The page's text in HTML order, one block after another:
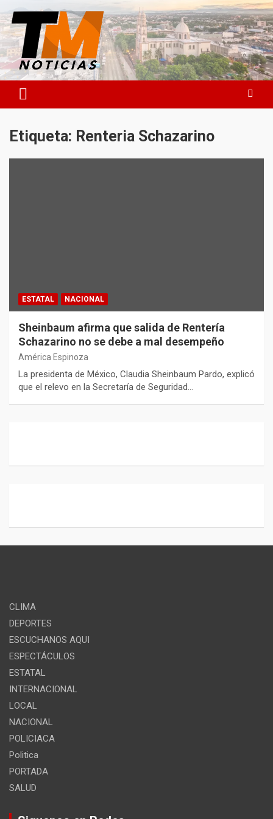
al
contenido
TM Noticias
TM Noticias
Etiqueta: Renteria Schazarino
ESTATAL NACIONAL
Sheinbaum afirma que salida de Rentería
Schazarino no se debe a mal desempeño
América Espinoza
La presidenta de México, Claudia Sheinbaum Pardo, explicó
que el relevo en la Secretaría de Seguridad…
CLIMA
DEPORTES
ESCUCHANOS AQUI
ESPECTÁCULOS
ESTATAL
INTERNACIONAL
LOCAL
NACIONAL
POLICIACA
Politica
PORTADA
SALUD